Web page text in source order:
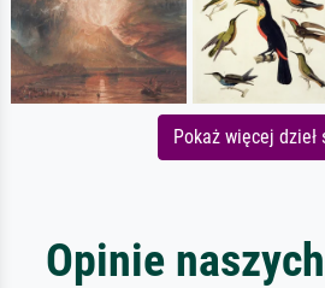
Pokaż więcej dzieł
Opinie